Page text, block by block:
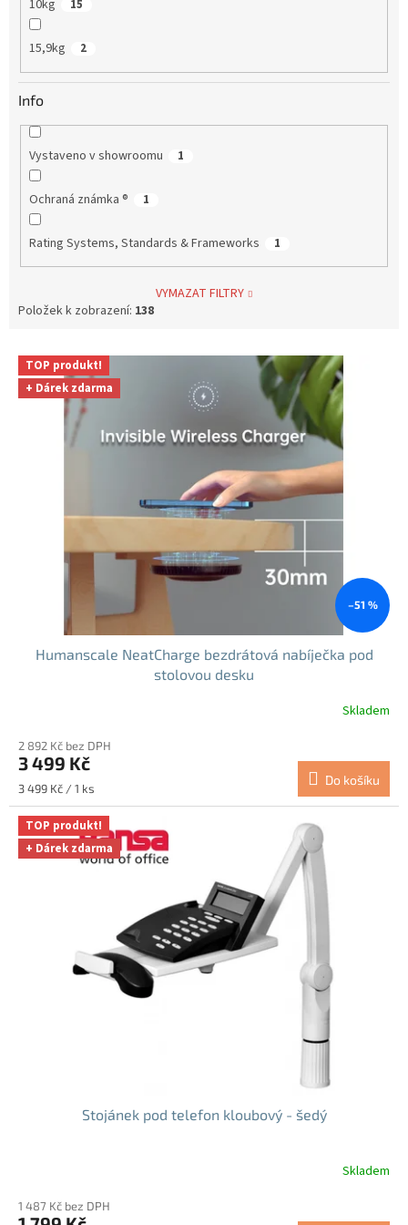
10kg 15
15,9kg 2
Info
Vystaveno v showroomu 1
Ochraná známka ® 1
Rating Systems, Standards & Frameworks 1
VYMAZAT FILTRY
Položek k zobrazení: 138
V
p
TOP produkt!
+ Dárek zdarma
–51 %
Humanscale NeatCharge bezdrátová nabíječka pod
stolovou desku
Skladem
2 892 Kč bez DPH
3 499 Kč
Měrná
cena:
3 499 Kč / 1 ks
Do košíku
TOP produkt!
+ Dárek zdarma
Stojánek pod telefon kloubový - šedý
produktu
Skladem
1 487 Kč bez DPH